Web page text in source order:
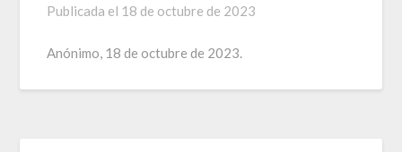
Publicada el 18 de octubre de 2023
Anónimo, 18 de octubre de 2023.